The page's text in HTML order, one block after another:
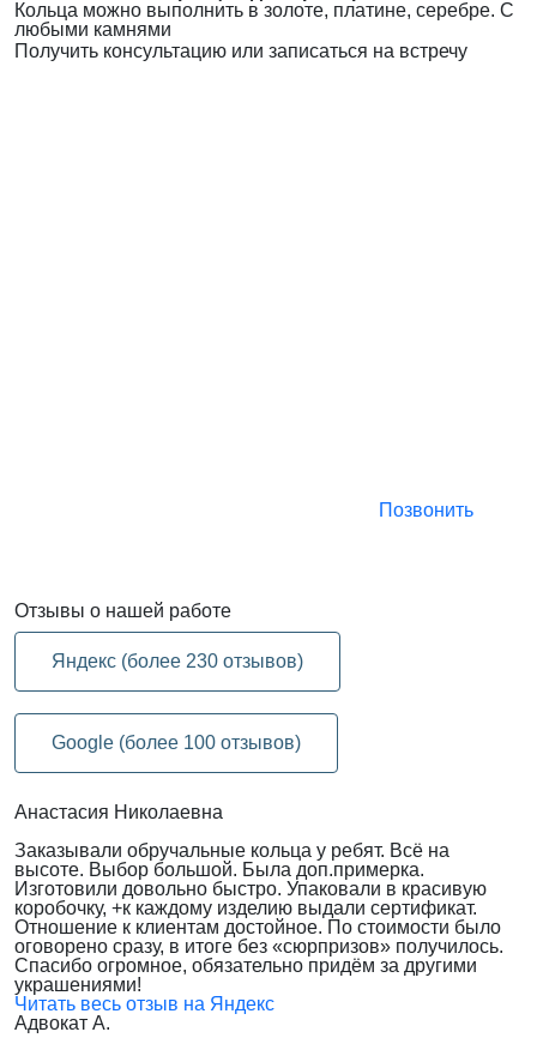
Кольца можно выполнить в золоте, платине, серебре. С
любыми камнями
Получить консультацию или записаться на встречу
Позвонить
Отзывы о нашей работе
Яндекс (более 230 отзывов)
Google (более 100 отзывов)
Анастасия Николаевна
Заказывали обручальные кольца у ребят. Всё на
высоте. Выбор большой. Была доп.примерка.
Изготовили довольно быстро. Упаковали в красивую
коробочку, +к каждому изделию выдали сертификат.
Отношение к клиентам достойное. По стоимости было
оговорено сразу, в итоге без «сюрпризов» получилось.
Спасибо огромное, обязательно придём за другими
украшениями!
Читать весь отзыв на Яндекс
Адвокат А.